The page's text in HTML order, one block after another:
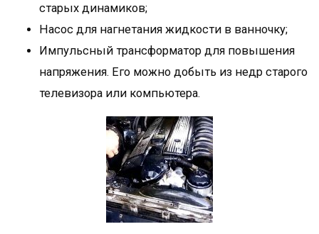
старых динамиков;
Насос для нагнетания жидкости в ванночку;
Импульсный трансформатор для повышения
напряжения. Его можно добыть из недр старого
телевизора или компьютера.